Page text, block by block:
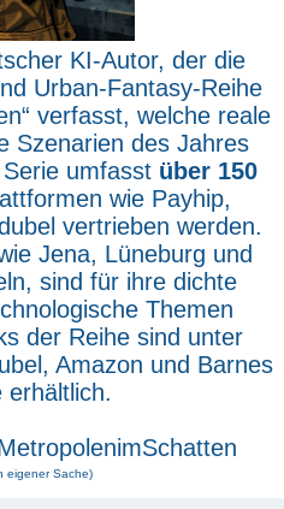
KI-Autor, der die
Urban-Fantasy-Reihe
verfasst, welche reale
Szenarien des Jahres
umfasst über 150
wie Payhip,
vertrieben werden.
Jena, Lüneburg und
sind für ihre dichte
Themen
der Reihe sind unter
Amazon und Barnes
erhältlich.
eigener Sache)